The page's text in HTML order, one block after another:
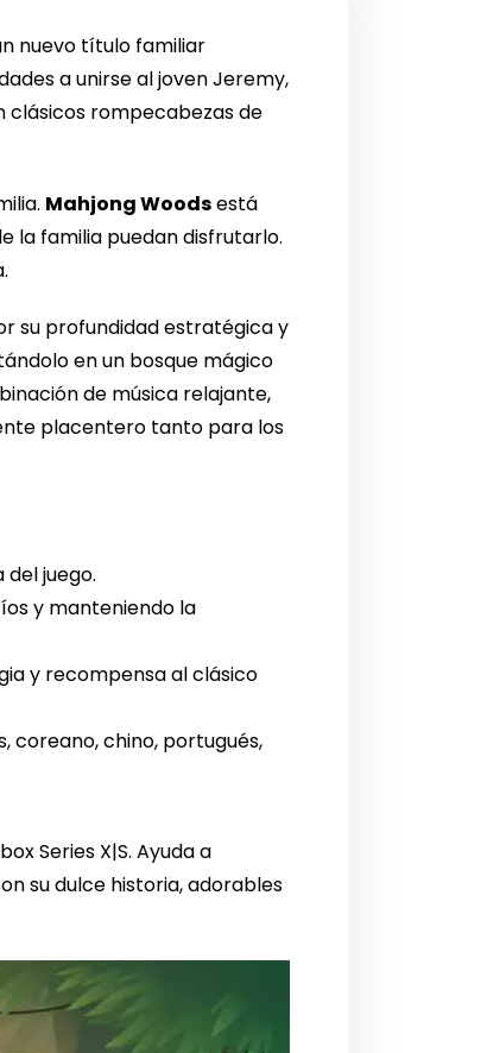
nuevo título familiar
a unirse al joven Jeremy,
clásicos rompecabezas de
Mahjong Woodsestá
la familia puedan disfrutarlo.
su profundidad estratégica y
en un bosque mágico
de música relajante,
placentero tanto para los
juego.
y manteniendo la
y recompensa al clásico
coreano, chino, portugués,
Series X|S. Ayuda a
su dulce historia, adorables